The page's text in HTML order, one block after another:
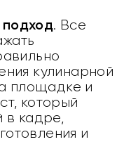
. Все
кулинарной
площадке и
который
в кадре,
и